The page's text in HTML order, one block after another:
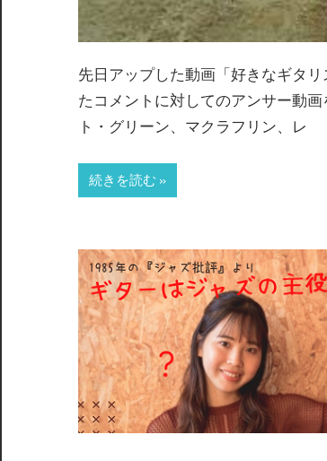
先日アップした動画「好きなギタ
たコメントに対してのアンサー動
ト・グリーン、マクラフリン、レ
続きを読む